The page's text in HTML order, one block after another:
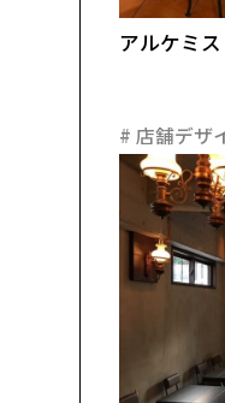
アルケミス
# 店舗デザ